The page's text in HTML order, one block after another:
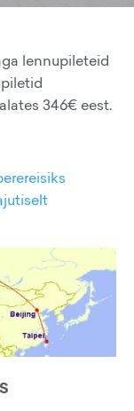
lennupileteid
346€ eest.